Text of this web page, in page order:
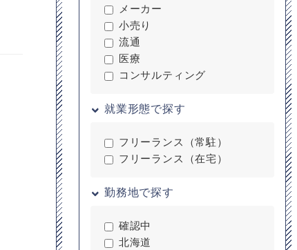
メーカー
小売り
流通
医療
コンサルティング
就業形態で探す
フリーランス（常駐）
フリーランス（在宅）
勤務地で探す
確認中
北海道